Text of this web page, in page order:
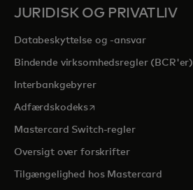
JURIDISK OG PRIVATLIV
Databeskyttelse og -ansvar
Bindende virksomhedsregler (BCR'er)
Interbankgebyrer
Adfærdskodeksopens in a new tab
Mastercard Switch-regler
Oversigt over forskrifter
Tilgængelighed hos Mastercard